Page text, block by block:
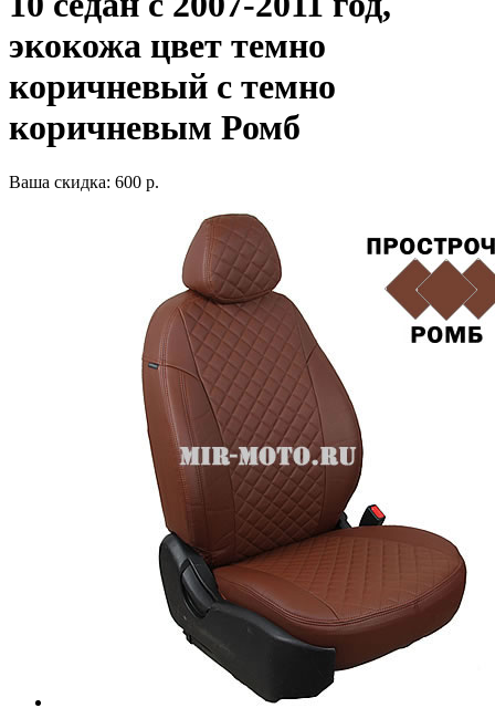
экокожа цвет темно
коричневый с темно
коричневым Ромб
Ваша скидка: 600 р.